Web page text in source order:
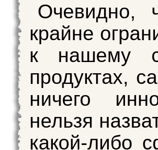
Очевидно,
крайне
к нашему
продуктах,
ничего
нельзя
какой-либо